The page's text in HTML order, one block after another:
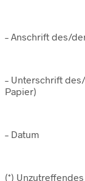
– Anschrift des/
– Unterschrift
Papier)
– Datum
(*)